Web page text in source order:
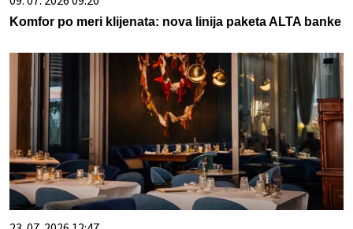
Komfor po meri klijenata: nova linija paketa ALTA banke